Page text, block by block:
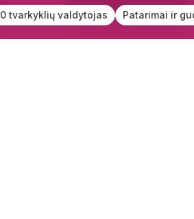
tvarkyklių valdytojas Patarimai ir